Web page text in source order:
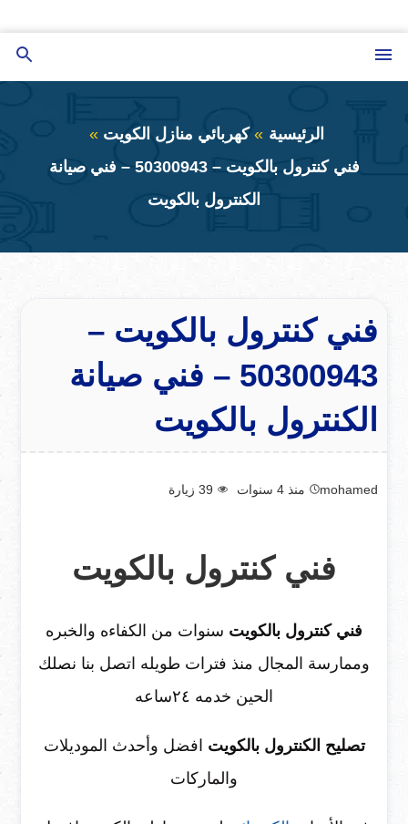
إلى
المحتوى
الرئيسية
كهربائي منازل الكويت
فني كنترول بالكويت – 50300943 – فني صيانة
الكنترول بالكويت
فني كنترول بالكويت –
50300943 – فني صيانة
الكنترول بالكويت
mohamed منذ 4 سنوات 39 زيارة
فني كنترول بالكويت
فني كنترول بالكويت سنوات من الكفاءه والخبره
وممارسة المجال منذ فترات طويله اتصل بنا نصلك
الحين خدمه ٢٤ساعه
تصليح الكنترول بالكويت افضل وأحدث الموديلات
والماركات